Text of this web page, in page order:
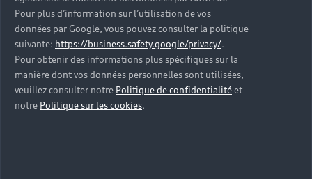
conduite personnalisée
Ces technologies MMI Audi vous accompagnent quel
que soit le modèle Audi (en option sur certains
véhicules). C’est également le cas d’Audi connect qui
vous offre toujours plus de connectivité. Proposée en
option dans tous les nouveaux véhicules de la
Pour plus d’information sur l’utilisation de vos
données par Google, vous pouvez consulter la politique
suivante: https://business.safety.google/privacy/.
Pour obtenir des informations plus spécifiques sur la
manière dont vos données personnelles sont utilisées,
veuillez consulter notre Politique de confidentialitéet
notre Politique sur les cookies.